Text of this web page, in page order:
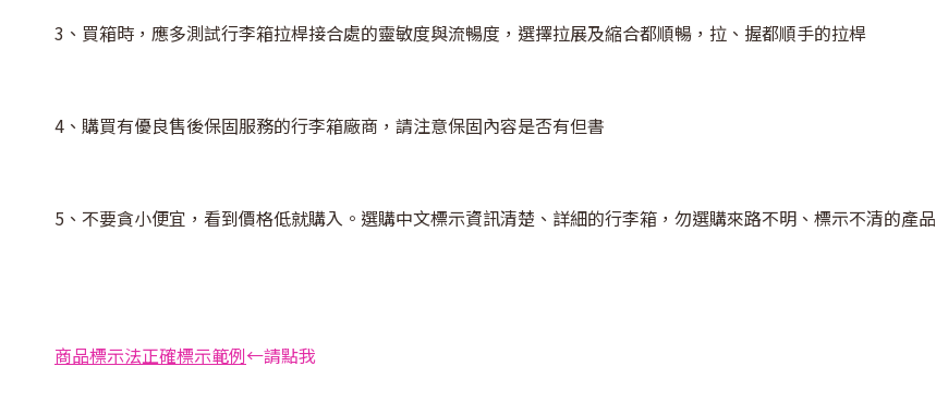
3、買箱時，應多測試行李箱拉桿接合處的靈敏度與流暢度，選擇拉展及縮合都順暢，拉、握都順手的拉桿
4、購買有優良售後保固服務的行李箱廠商，請注意保固內容是否有但書
5、不要貪小便宜，看到價格低就購入。選購中文標示資訊清楚、詳細的行李箱，勿選購來路不明、標示不清的產品
商品標示法正確標示範例←請點我